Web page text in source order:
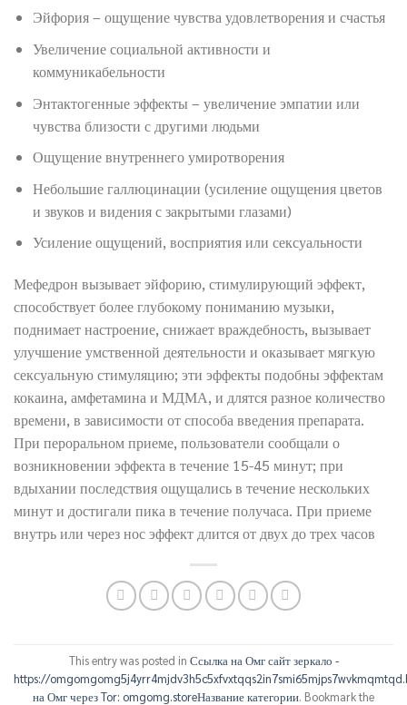
Эйфория – ощущение чувства удовлетворения и счастья
Увеличение социальной активности и
коммуникабельности
Энтактогенные эффекты – увеличение эмпатии или
чувства близости с другими людьми
Ощущение внутреннего умиротворения
Небольшие галлюцинации (усиление ощущения цветов
и звуков и видения с закрытыми глазами)
Усиление ощущений, восприятия или сексуальности
Мефедрон вызывает эйфорию, стимулирующий эффект,
способствует более глубокому пониманию музыки,
поднимает настроение, снижает враждебность, вызывает
улучшение умственной деятельности и оказывает мягкую
сексуальную стимуляцию; эти эффекты подобны эффектам
кокаина, амфетамина и МДМА, и длятся разное количество
времени, в зависимости от способа введения препарата.
При пероральном приеме, пользователи сообщали о
возникновении эффекта в течение 15-45 минут; при
вдыхании последствия ощущались в течение нескольких
минут и достигали пика в течение получаса. При приеме
внутрь или через нос эффект длится от двух до трех часов
This entry was posted in Ссылка на Омг сайт зеркало -
https://
на Омг через Tor: omgomg.storeНазвание категории. Bookmark the